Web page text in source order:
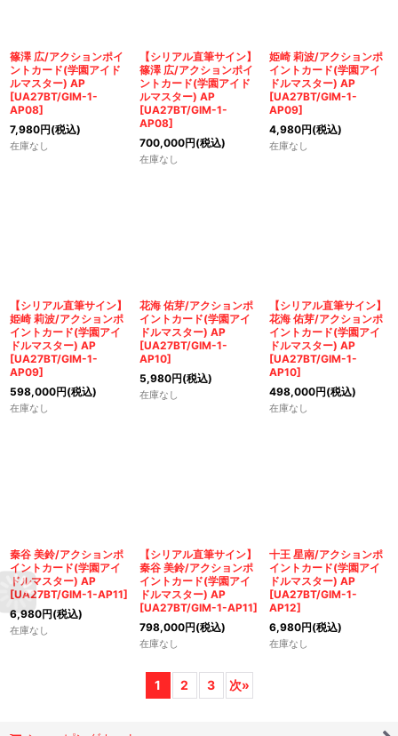
篠澤 広/アクションポイ
ントカード(学園アイド
ルマスター) AP
[UA27BT/GIM-1-
AP08]
7,980円(税込)
在庫なし
【シリアル直筆サイン】
篠澤 広/アクションポイ
ントカード(学園アイド
ルマスター) AP
[UA27BT/GIM-1-
AP08]
700,000円(税込)
在庫なし
姫崎 莉波/アクションポ
イントカード(学園アイ
ドルマスター) AP
[UA27BT/GIM-1-
AP09]
4,980円(税込)
在庫なし
【シリアル直筆サイン】
姫崎 莉波/アクションポ
イントカード(学園アイ
ドルマスター) AP
[UA27BT/GIM-1-
AP09]
598,000円(税込)
在庫なし
花海 佑芽/アクションポ
イントカード(学園アイ
ドルマスター) AP
[UA27BT/GIM-1-
AP10]
5,980円(税込)
在庫なし
【シリアル直筆サイン】
花海 佑芽/アクションポ
イントカード(学園アイ
ドルマスター) AP
[UA27BT/GIM-1-
AP10]
498,000円(税込)
在庫なし
秦谷 美鈴/アクションポ
イントカード(学園アイ
ドルマスター) AP
[UA27BT/GIM-1-AP11]
6,980円(税込)
在庫なし
【シリアル直筆サイン】
秦谷 美鈴/アクションポ
イントカード(学園アイ
ドルマスター) AP
[UA27BT/GIM-1-AP11]
798,000円(税込)
在庫なし
十王 星南/アクションポ
イントカード(学園アイ
ドルマスター) AP
[UA27BT/GIM-1-
AP12]
6,980円(税込)
在庫なし
1 2 3 次»